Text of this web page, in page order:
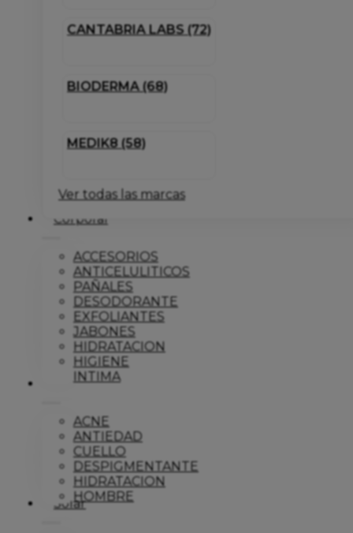
CANTABRIA LABS (72)
BIODERMA (68)
MEDIK8 (58)
Ver todas las marcas
Corporal
ACCESORIOS
ANTICELULITICOS
PAÑALES
DESODORANTE
EXFOLIANTES
JABONES
HIDRATACION
HIGIENE
INTIMA
Dermo
ACNE
ANTIEDAD
CUELLO
DESPIGMENTANTE
HIDRATACION
HOMBRE
Solar